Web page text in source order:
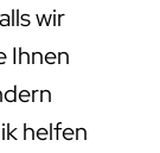
wir
Ihnen
helfen